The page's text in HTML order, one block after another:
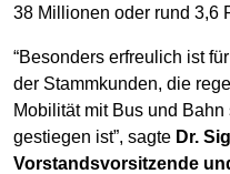
38 Millionen oder rund 3,6
“Besonders erfreulich ist
der Stammkunden, die
Mobilität mit Bus und
gestiegen ist”, sagte Dr.
Vorstandsvorsitzende